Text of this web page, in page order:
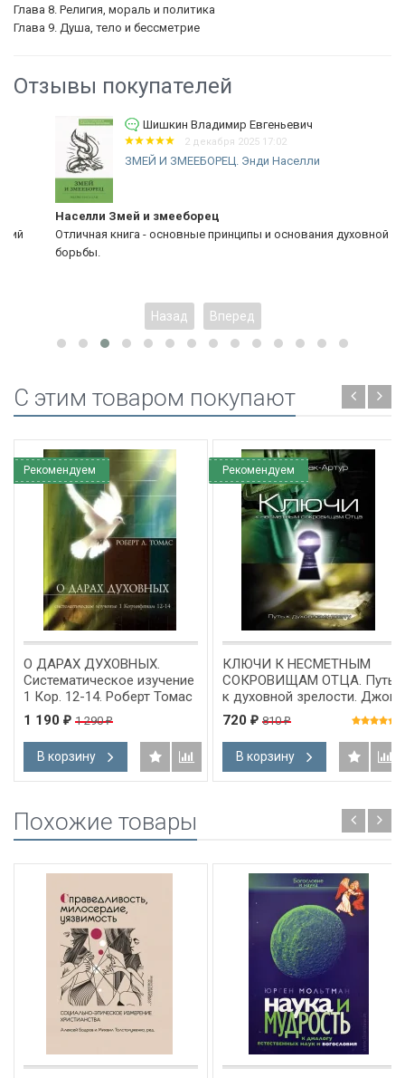
Глава 8. Религия, мораль и политика
Глава 9. Душа, тело и бессметрие
Отзывы покупателей
Шишкин Владимир Евгеньевич
2 декабря 2025 17:02
ЗМЕЙ И ЗМЕЕБОРЕЦ. Энди Населли
Населли Змей и змееборец
Отличная книга - основные принципы и основания духовной
борьбы.
Назад Вперед
C этим товаром покупают
Рекомендуем
О ДАРАХ ДУХОВНЫХ.
Систематическое изучение
1 Кор. 12-14. Роберт Томас
1 190 ₽ 1 290₽
В корзину
Рекомендуем
КЛЮЧИ К НЕСМЕТНЫМ
СОКРОВИЩАМ ОТЦА. Путь
к духовной зрелости. Джон
Мак-Артур
720 ₽ 810₽
В корзину
Похожие товары